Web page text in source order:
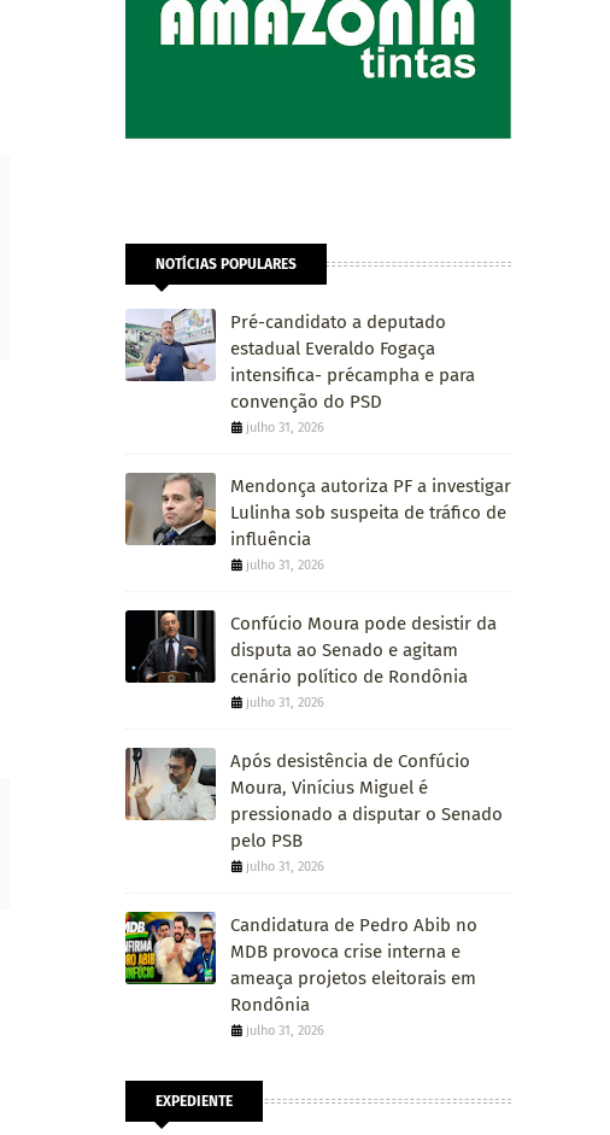
NOTÍCIAS POPULARES
Pré-candidato a deputado
estadual Everaldo Fogaça
intensifica- précampha e para
convenção do PSD
julho 31, 2026
Mendonça autoriza PF a investigar
Lulinha sob suspeita de tráfico de
influência
julho 31, 2026
Confúcio Moura pode desistir da
disputa ao Senado e agitam
cenário político de Rondônia
julho 31, 2026
Após desistência de Confúcio
Moura, Vinícius Miguel é
pressionado a disputar o Senado
pelo PSB
julho 31, 2026
Candidatura de Pedro Abib no
MDB provoca crise interna e
ameaça projetos eleitorais em
Rondônia
julho 31, 2026
EXPEDIENTE